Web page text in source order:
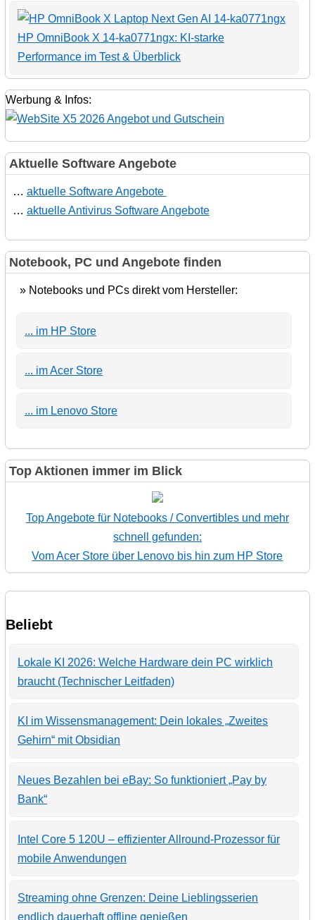
HP OmniBook X 14-ka0771ngx: KI-starke
Performance im Test & Überblick
Werbung & Infos:
Aktuelle Software Angebote
… aktuelle Software Angebote
… aktuelle Antivirus Software Angebote
Notebook, PC und Angebote finden
» Notebooks und PCs direkt vom Hersteller:
... im HP Store
... im Acer Store
... im Lenovo Store
Top Aktionen immer im Blick
Top Angebote für Notebooks / Convertibles und mehr
schnell gefunden:
Vom Acer Store über Lenovo bis hin zum HP Store
Beliebt
Lokale KI 2026: Welche Hardware dein PC wirklich
braucht (Technischer Leitfaden)
KI im Wissensmanagement: Dein lokales „Zweites
Gehirn“ mit Obsidian
Neues Bezahlen bei eBay: So funktioniert „Pay by
Bank“
Intel Core 5 120U – effizienter Allround-Prozessor für
mobile Anwendungen
Streaming ohne Grenzen: Deine Lieblingsserien
endlich dauerhaft offline genießen